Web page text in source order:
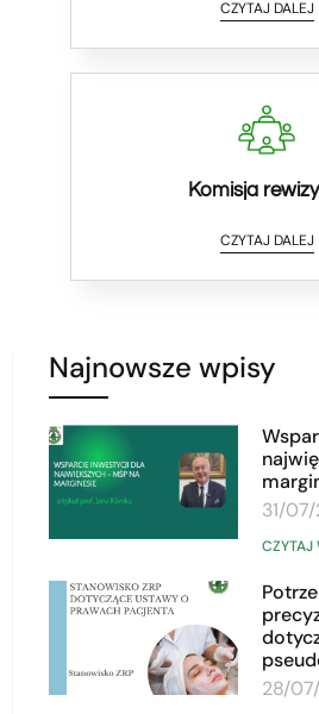
CZYTAJ DALEJ
Komisja
CZYTAJ DALEJ
Najnowsze wpisy
31/
CZYTAJ
28/